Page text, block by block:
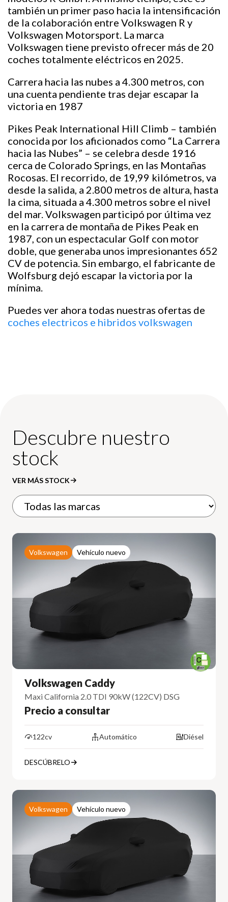
también un primer paso hacia la intensificación
de la colaboración entre Volkswagen R y
Volkswagen Motorsport. La marca
Volkswagen tiene previsto ofrecer más de 20
coches totalmente eléctricos en 2025.
Carrera hacia las nubes a 4.300 metros, con
una cuenta pendiente tras dejar escapar la
victoria en 1987
Pikes Peak International Hill Climb – también
conocida por los aficionados como “La Carrera
hacia las Nubes” – se celebra desde 1916
cerca de Colorado Springs, en las Montañas
Rocosas. El recorrido, de 19,99 kilómetros, va
desde la salida, a 2.800 metros de altura, hasta
la cima, situada a 4.300 metros sobre el nivel
del mar. Volkswagen participó por última vez
en la carrera de montaña de Pikes Peak en
1987, con un espectacular Golf con motor
doble, que generaba unos impresionantes 652
CV de potencia. Sin embargo, el fabricante de
Wolfsburg dejó escapar la victoria por la
mínima.
Puedes ver ahora todas nuestras ofertas de
coches electricos e hibridos volkswagen
Descubre nuestro
stock
VER MÁS STOCK
Volkswagen Vehículo nuevo
Volkswagen Caddy
Maxi California 2.0 TDI 90kW (122CV) DSG
Precio a consultar
122cv Automático Diésel
DESCÚBRELO
Volkswagen Vehículo nuevo